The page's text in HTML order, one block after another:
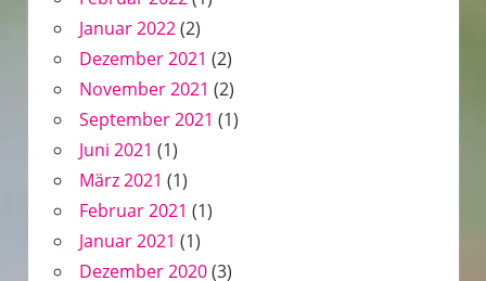
Januar 2022(2)
Dezember 2021 (2)
November 2021 (2)
September 2021 (1)
Juni 2021 (1)
März 2021 (1)
Februar 2021 (1)
Januar 2021 (1)
Dezember 2020(3)